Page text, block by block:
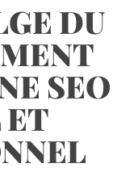
DU
SEO
ET